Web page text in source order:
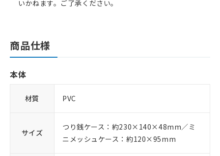
いかねます。ご了承ください。
商品仕様
本体
材質 PVC
サイズ
つり銭ケース：約230×140×48mm／ミ
ニメッシュケース：約120×95mm